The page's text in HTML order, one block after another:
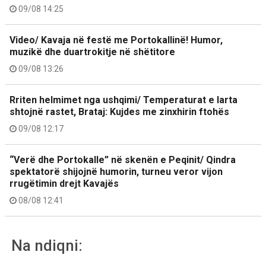
09/08 14:25
Video/ Kavaja në festë me Portokallinë! Humor,
muzikë dhe duartrokitje në shëtitore
09/08 13:26
Rriten helmimet nga ushqimi/ Temperaturat e larta
shtojnë rastet, Brataj: Kujdes me zinxhirin ftohës
09/08 12:17
“Verë dhe Portokalle” në skenën e Peqinit/ Qindra
spektatorë shijojnë humorin, turneu veror vijon
rrugëtimin drejt Kavajës
08/08 12:41
Na ndiqni: